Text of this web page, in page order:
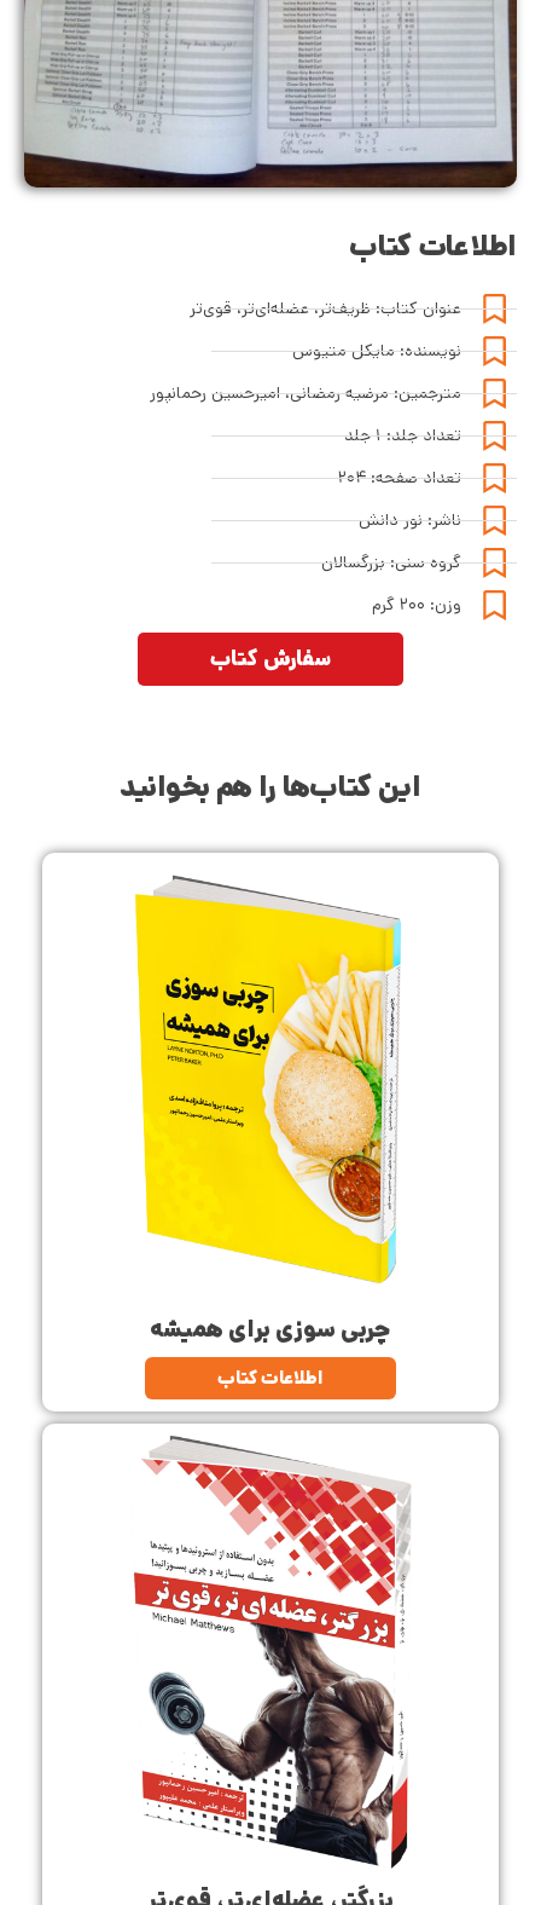
اطلاعات کتاب
عنوان کتاب: ظریف‌تر، عضله‌ای‌تر، قوی‌تر
نویسنده: مایکل متیوس
مترجمین: مرضیه رمضانی،‌ امیرحسین رحمانپور
تعداد جلد: ۱ جلد
تعداد صفحه: ۲۰۴
ناشر: نور دانش
گروه سنی: بزرگسالان
وزن: ۲۰۰ گرم
سفارش کتاب
این کتاب‌ها را هم بخوانید
چربی سوزی برای همیشه
اطلاعات کتاب